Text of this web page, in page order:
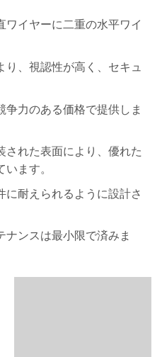
ワイヤーに二重の水平ワイ
り、視認性が高く、セキュ
力のある価格で提供しま
された表面により、優れた
ます。
に耐えられるように設計さ
ンスは最小限で済みま